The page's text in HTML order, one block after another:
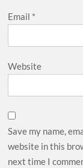
Email *
Website
Save my name,
website in this
next time I